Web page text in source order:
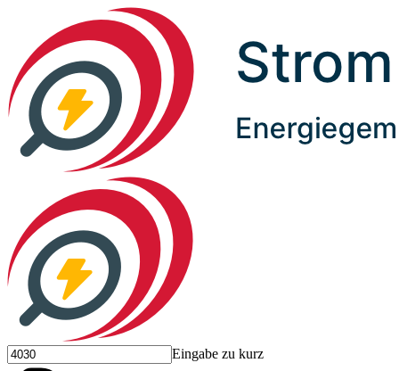
Eingabe zu kurz